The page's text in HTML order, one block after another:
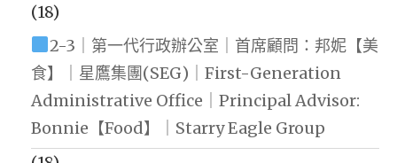
(18)
2-3｜第一代行政辦公室｜首席顧問：邦妮【美
食】｜星鷹集團(SEG)｜First-Generation
Administrative Office｜Principal Advisor:
Bonnie【Food】｜Starry Eagle Group